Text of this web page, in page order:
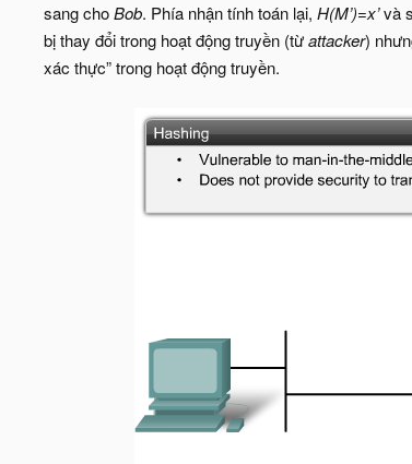
sang choBob. Phía nhận tính toán lại, H(M’)=x’và
bị thay đổi trong hoạt động truyền (từattacker)
xác thực” trong hoạt động truyền.